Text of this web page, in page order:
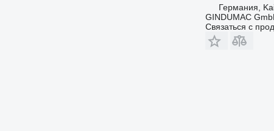
Германия,
GINDUMAC
Связаться с